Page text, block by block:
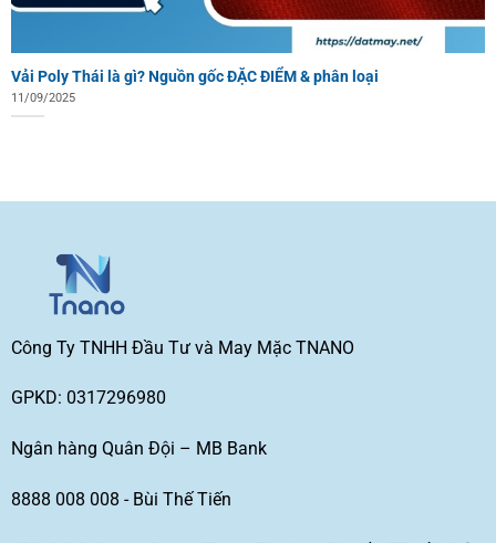
Vải Poly Thái là gì? Nguồn gốc ĐẶC ĐIỂM & phân loại
11/09/2025
Công Ty TNHH Đầu Tư và May Mặc TNANO
GPKD: 0317296980
Ngân hàng Quân Đội – MB Bank
8888 008 008 - Bùi Thế Tiến